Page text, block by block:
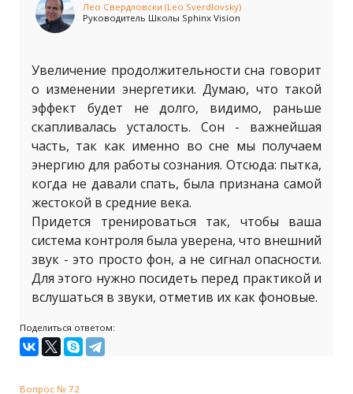
Лео Свердловски (Leo Sverdlovsky)
Руководитель Школы Sphinx Vision
Увеличение продолжительности сна говорит
о изменении энергетики. Думаю, что такой
эффект будет не долго, видимо, раньше
скапливалась усталость. Сон - важнейшая
часть, так как именно во сне мы получаем
энергию для работы сознания. Отсюда: пытка,
когда не давали спать, была признана самой
жестокой в средние века.
Придется тренироваться так, чтобы ваша
система контроля была уверена, что внешний
звук - это просто фон, а не сигнал опасности.
Для этого нужно посидеть перед практикой и
вслушаться в звуки, отметив их как фоновые.
Поделиться ответом:
Вопрос № 72